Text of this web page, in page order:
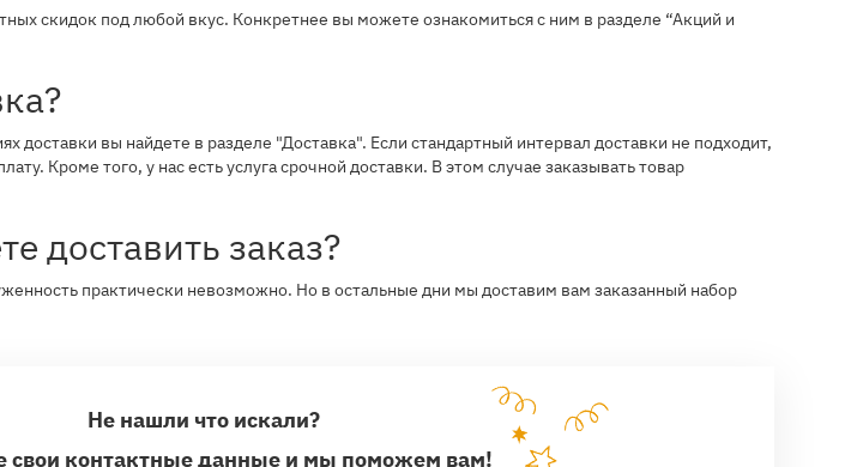
скидок под любой вкус. Конкретнее вы можете ознакомиться с ним в разделе “Акций и
вы найдете в разделе "Доставка". Если стандартный интервал доставки не подходит,
Кроме того, у нас есть услуга срочной доставки. В этом случае заказывать товар
доставить заказ?
практически невозможно. Но в остальные дни мы доставим вам заказанный набор
Не нашли что искали?
свои контактные данные и мы поможем вам!